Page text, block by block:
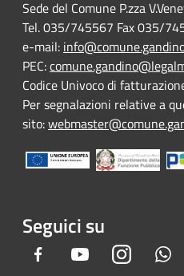
Sede del Comune P.zza
Tel. 035/745567 Fax 035/
e-mail:
PEC:
Codice Univoco di
Per segnalazioni relative a
sito:
Seguici su
Facebook YoutubeInstagram